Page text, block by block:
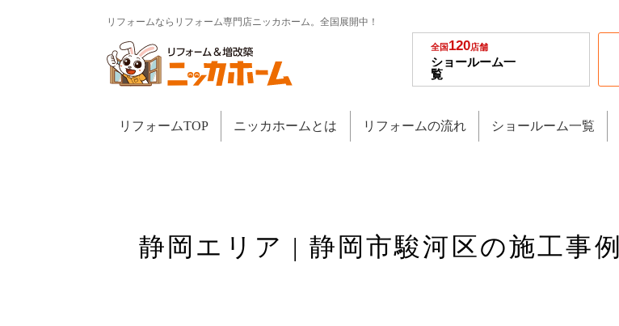
リフォームならリフォーム専門店ニッカホーム。全国展開中！
全国120店舗
ショールーム一
覧
リフォームTOP ニッカホームとは リフォームの流れ ショールーム一覧
静岡エリア | 静岡市駿河区の施工事例